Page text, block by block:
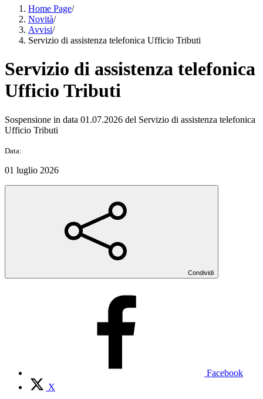
Home Page/
Novità/
Avvisi/
Servizio di assistenza telefonica Ufficio Tributi
Servizio di assistenza telefonica
Ufficio Tributi
Sospensione in data 01.07.2026 del Servizio di assistenza telefonica
Ufficio Tributi
Data:
01 luglio 2026
Condividi
Facebook
X